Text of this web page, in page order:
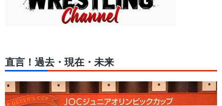
直言！過去・現在・未来